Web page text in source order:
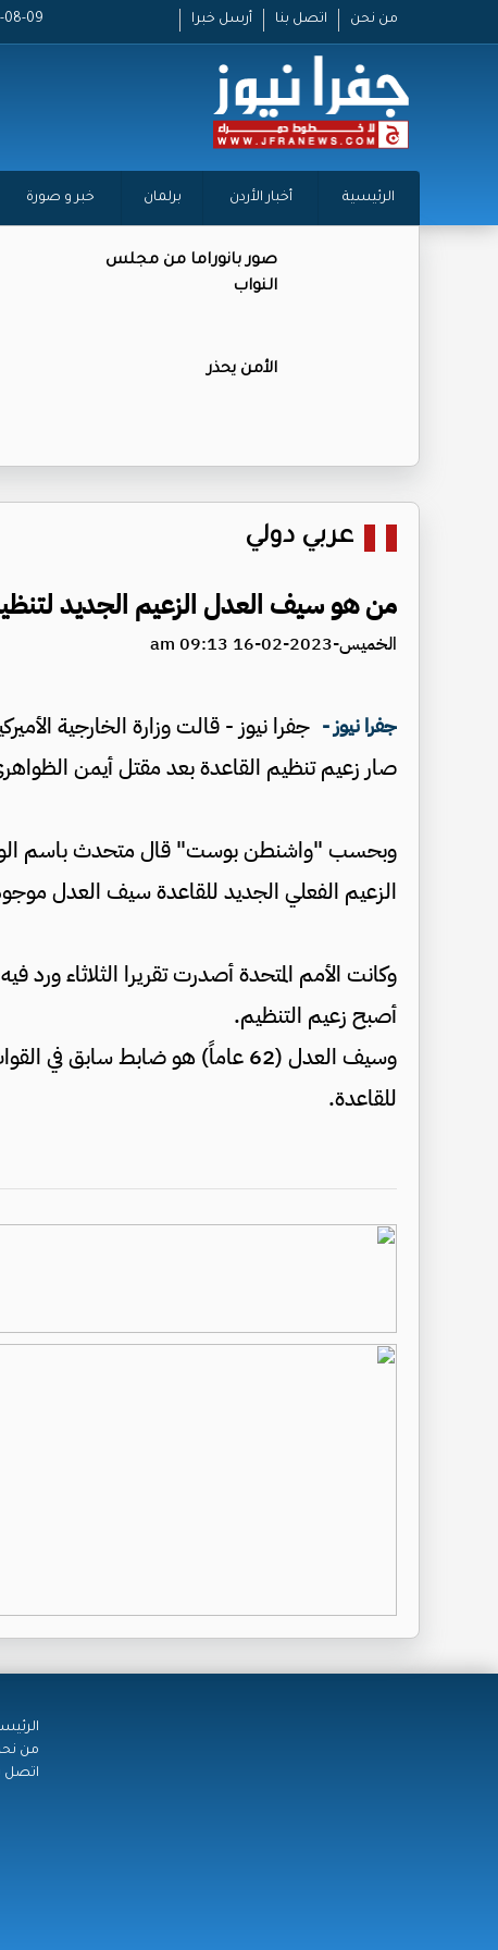
من نحن اتصل بنا أرسل خبرا 2026-08-
الرئيسية أخبار الأردن برلمان خبر و صورة
صور بانوراما من مجلس
النواب
الأمن يحذر
عربي دولي
من هو سيف العدل الزعيم الجديد
الخميس-2023-02-16 09:13 am
جفرا نيوز - جفرا نيوز - قالت وزارة الخارجية
صار زعيم تنظيم القاعدة بعد مقتل أيمن الظواهري في
وبحسب "واشنطن بوست" قال متحدث باسم
الزعيم الفعلي الجديد للقاعدة سيف العدل
وكانت الأمم المتحدة أصدرت تقريرا الثلاثاء
أصبح زعيم التنظيم.
وسيف العدل (62 عاماً) هو ضابط
للقاعدة.
من
اتصل